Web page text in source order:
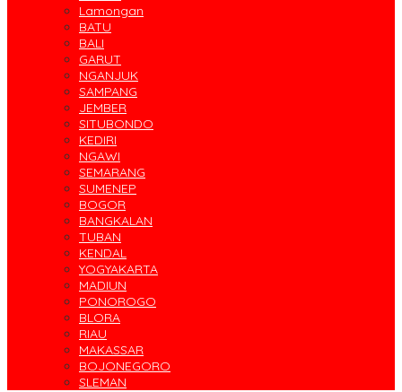
Lamongan
BATU
BALI
GARUT
NGANJUK
SAMPANG
JEMBER
SITUBONDO
KEDIRI
NGAWI
SEMARANG
SUMENEP
BOGOR
BANGKALAN
TUBAN
KENDAL
YOGYAKARTA
MADIUN
PONOROGO
BLORA
RIAU
MAKASSAR
BOJONEGORO
SLEMAN